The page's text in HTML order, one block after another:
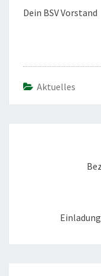
Dein BSV Vorstand
Aktuelles